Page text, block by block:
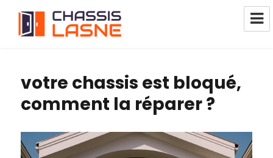
votre chassis est bloqué,
comment la réparer ?